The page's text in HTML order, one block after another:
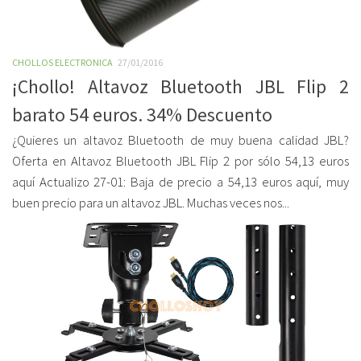
CHOLLOS ELECTRONICA 27/01/2016
¡Chollo! Altavoz Bluetooth JBL Flip 2
barato 54 euros. 34% Descuento
¿Quieres un altavoz Bluetooth de muy buena calidad JBL?
Oferta en Altavoz Bluetooth JBL Flip 2 por sólo 54,13 euros
aquí Actualizo 27-01: Baja de precio a 54,13 euros aquí, muy
buen precio para un altavoz JBL. Muchas veces nos...